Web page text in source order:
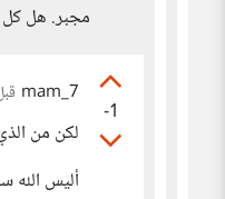
مجبر. هل
-1
mam_7
لكن من
أليس الله